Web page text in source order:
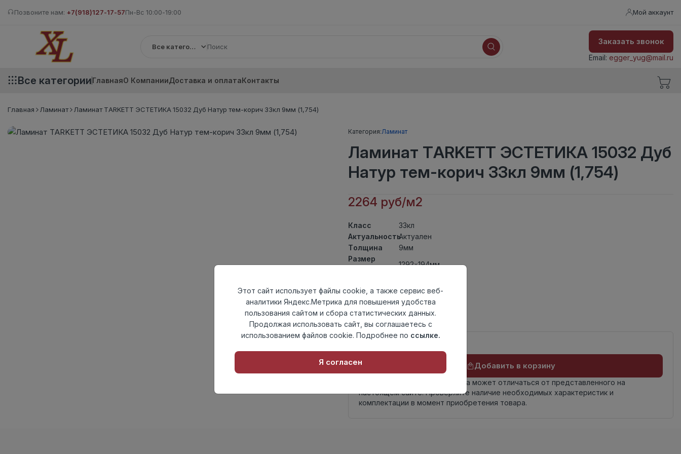
Позвоните нам: +7(918)127-17-57Пн-Вс 10:00-19:00 Мой аккаунт
Все категории
Заказать звонок
Email: egger_yug@mail.ru
Все категорииГлавнаяО КомпанииДоставка и оплатаКонтакты
Главная Ламинат Ламинат TARKETT ЭСТЕТИКА 15032 Дуб Натур тем-корич 33кл 9мм (1,754)
Категория:Ламинат
Ламинат TARKETT ЭСТЕТИКА 15032 Дуб
Натур тем-корич 33кл 9мм (1,754)
2264 руб/м2
Класс
33кл
АктуальностьАктуален
Толщина
9мм
Размер
1292×194мм
Фаска
4V
Замок
TС-Lock
Страна
происхождения
Добавить в корзину
Внимание! Внешний вид товара может отличаться от представленного на
настоящем сайте. Проверяйте наличие необходимых характеристик и
комплектации в момент приобретения товара.
Этот сайт использует файлы cookie, а также сервис веб-
аналитики Яндекс.Метрика для повышения удобства
пользования сайтом и сбора статистических данных.
Продолжая использовать сайт, вы соглашаетесь с
использованием файлов cookie. Подробнее по ссылке.
Я согласен